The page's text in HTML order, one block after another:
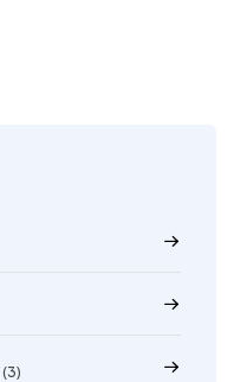
(3)